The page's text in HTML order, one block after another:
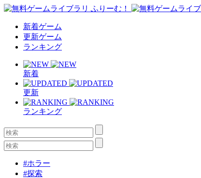
新着ゲーム
更新ゲーム
ランキング
新着
更新
ランキング
#ホラー
#探索